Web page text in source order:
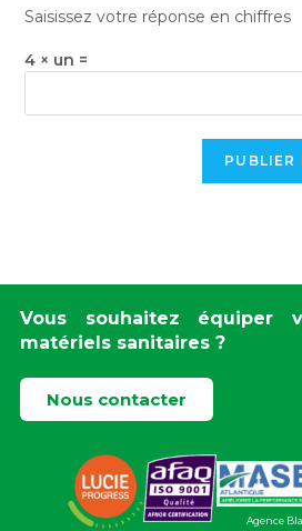
Saisissez votre réponse en chiffres
4 × un =
Vous souhaitez équiper
matériels sanitaires ?
Nous contacter
Agence